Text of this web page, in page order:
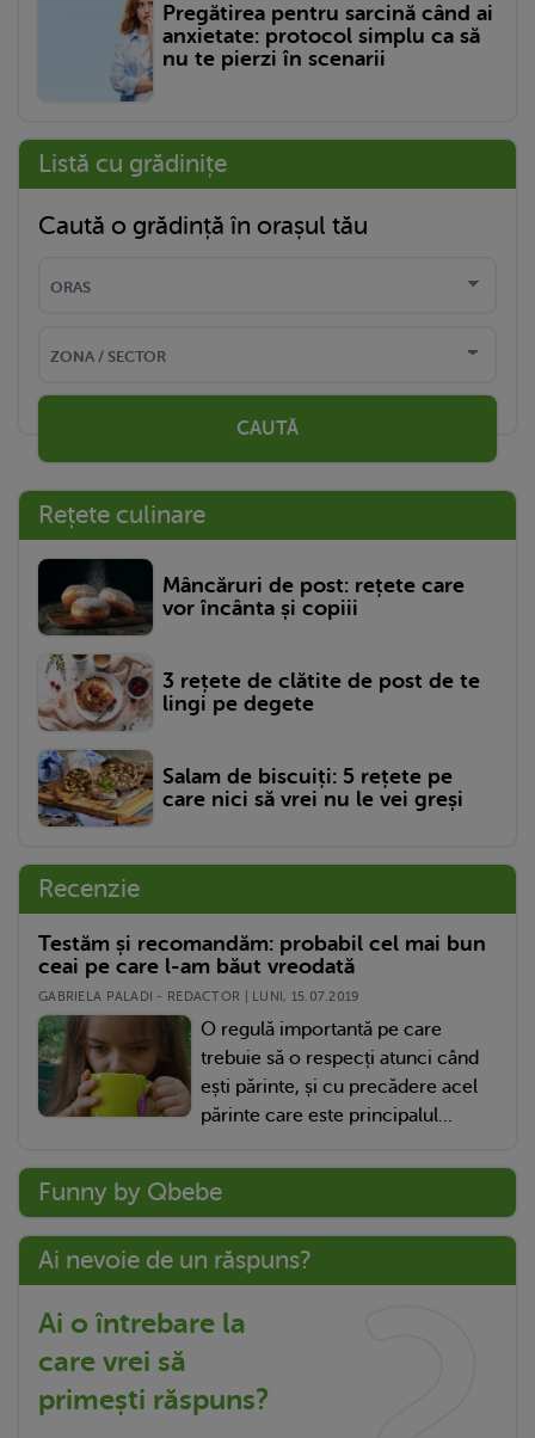
Pregătirea pentru sarcină când ai
anxietate: protocol simplu ca să
nu te pierzi în scenarii
Listă cu grădinițe
Caută o grădință în orașul tău
CAUTĂ
Rețete culinare
Mâncăruri de post: rețete care
vor încânta și copiii
3 rețete de clătite de post de te
lingi pe degete
Salam de biscuiți: 5 rețete pe
care nici să vrei nu le vei greși
Recenzie
Testăm și recomandăm: probabil cel mai bun
ceai pe care l-am băut vreodată
GABRIELA PALADI - REDACTOR | LUNI, 15.07.2019
O regulă importantă pe care
trebuie să o respecți atunci când
ești părinte, și cu precădere acel
părinte care este principalul...
Funny by Qbebe
Ai nevoie de un răspuns?
Ai o întrebare la
care vrei să
primești răspuns?